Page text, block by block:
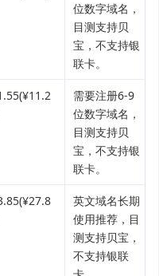
位数字域名，
目测支持贝
宝，不支持银
联卡。
需要注册6-9
位数字域名，
目测支持贝
宝，不支持银
联卡。
英文域名长期
使用推荐，目
测支持贝宝，
不支持银联